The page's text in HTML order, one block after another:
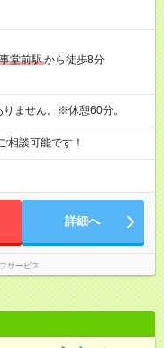
堂前駅から徒歩8分
ません。※休憩60分。
談可能です！
詳細へ
サービス